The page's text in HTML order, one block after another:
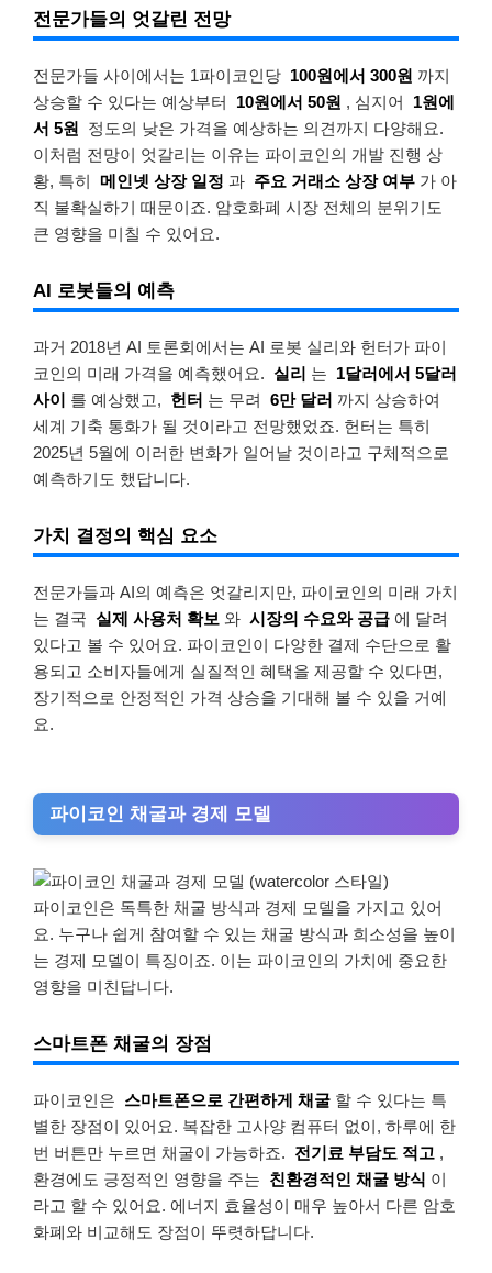
전문가들의 엇갈린 전망
전문가들 사이에서는 1파이코인당 100원에서 300원 까지
상승할 수 있다는 예상부터
10원에서 50원 , 심지어
1원에
서 5원
정도의 낮은 가격을 예상하는 의견까지 다양해요.
이처럼 전망이 엇갈리는 이유는 파이코인의 개발 진행 상
황, 특히 메인넷 상장 일정 과 주요 거래소 상장 여부 가 아
직 불확실하기 때문이죠. 암호화폐 시장 전체의 분위기도
큰 영향을 미칠 수 있어요.
AI 로봇들의 예측
과거 2018년 AI 토론회에서는 AI 로봇 실리와 헌터가 파이
코인의 미래 가격을 예측했어요. 실리 는 1달러에서 5달러
사이 를 예상했고, 헌터 는 무려 6만 달러 까지 상승하여
세계 기축 통화가 될 것이라고 전망했었죠. 헌터는 특히
2025년 5월에 이러한 변화가 일어날 것이라고 구체적으로
예측하기도 했답니다.
가치 결정의 핵심 요소
전문가들과 AI의 예측은 엇갈리지만, 파이코인의 미래 가치
는 결국 실제 사용처 확보 와 시장의 수요와 공급 에 달려
있다고 볼 수 있어요. 파이코인이 다양한 결제 수단으로 활
용되고 소비자들에게 실질적인 혜택을 제공할 수 있다면,
장기적으로 안정적인 가격 상승을 기대해 볼 수 있을 거예
요.
파이코인 채굴과 경제 모델
파이코인은 독특한 채굴 방식과 경제 모델을 가지고 있어
요. 누구나 쉽게 참여할 수 있는 채굴 방식과 희소성을 높이
는 경제 모델이 특징이죠. 이는 파이코인의 가치에 중요한
영향을 미친답니다.
스마트폰 채굴의 장점
파이코인은 스마트폰으로 간편하게 채굴 할 수 있다는 특
별한 장점이 있어요. 복잡한 고사양 컴퓨터 없이, 하루에 한
번 버튼만 누르면 채굴이 가능하죠. 전기료 부담도 적고 ,
환경에도 긍정적인 영향을 주는 친환경적인 채굴 방식 이
라고 할 수 있어요. 에너지 효율성이 매우 높아서 다른 암호
화폐와 비교해도 장점이 뚜렷하답니다.